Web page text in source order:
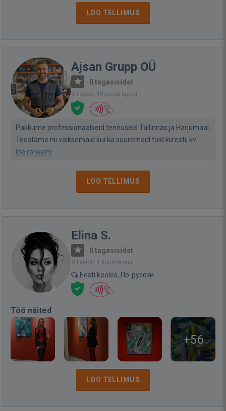
LOO TELLIMUS
Ajsan Grupp OÜ
· 0 tagasisidet
Oli saidil: 10 päeva tagasi
Pakkume professionaalseid teenuseid Tallinnas ja Harjumaal.
Teostame nii väiksemaid kui ka suuremaid töid kiiresti, kv...
loe rohkem
LOO TELLIMUS
Elina S.
· 0 tagasisidet
Oli saidil: 1 kuud tagasi
Eesti keeles, По-русски
Töö näited
+56
LOO TELLIMUS